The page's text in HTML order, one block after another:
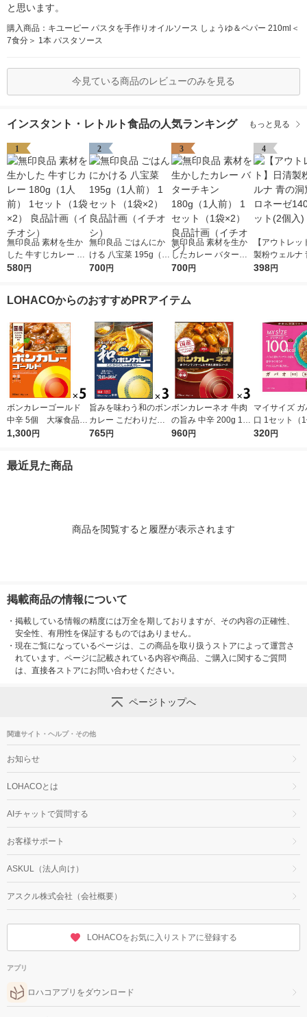
と思います。
購入商品：キユーピー パスタを手作りオイルソース しょうゆ＆ペパー 210ml＜
7食分＞ 1本 パスタソース
今見ている商品のレビューのみを見る
インスタント・レトルト食品の人気ランキング もっと見る
1
無印良品 素材を生か
した 牛すじカレー 18
0g（1人前） 1セット
580円
2
無印良品 ごはんにか
ける 八宝菜 195g（1
人前） 1セット（1袋×
700円
3
無印良品 素材を生か
したカレー バターチ
キン 180g（1人前） 1
700円
4
【アウトレッ
製粉ウェルナ
窟 ボロネー
398円
LOHACOからのおすすめPRアイテム
ボンカレーゴールド
中辛 5個 大塚食品
レンジ対応
1,300円
旨みを味わう和のボン
カレー こだわりだし
の和風カレー 中辛
765円
ボンカレーネオ 牛肉
の旨み 中辛 200g 1セ
ット（1個×3）大塚食
960円
マイサイズ
口 1セット（
0g）×2）
320円
最近見た商品
商品を閲覧すると履歴が表示されます
掲載商品の情報について
・ 掲載している情報の精度には万全を期しておりますが、その内容の正確性、
安全性、有用性を保証するものではありません。
・ 現在ご覧になっているページは、この商品を取り扱うストアによって運営さ
れています。ページに記載されている内容や商品、ご購入に関するご質問
は、直接各ストアにお問い合わせください。
ページトップへ
関連サイト・ヘルプ・その他
お知らせ
LOHACOとは
AIチャットで質問する
お客様サポート
ASKUL（法人向け）
アスクル株式会社（会社概要）
LOHACOをお気に入りストアに登録する
アプリ
ロハコアプリをダウンロード